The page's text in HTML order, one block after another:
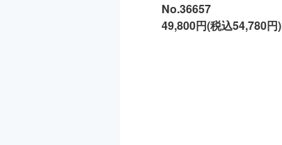
No.36657
49,800円(税込54,780円)